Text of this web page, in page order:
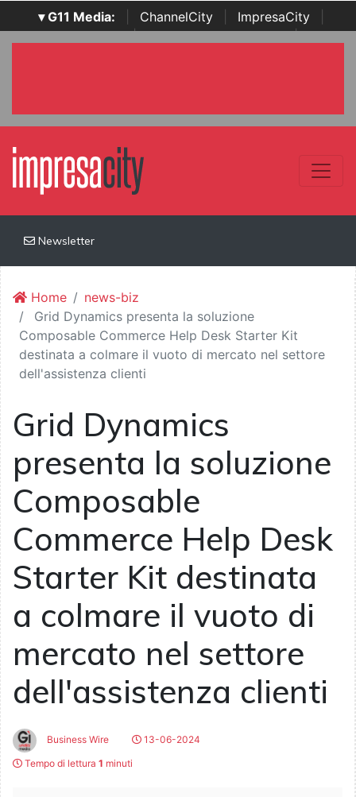
▾ G11 Media: ChannelCity ImpresaCity
SecurityOpenLab | Italian Channel Awards | Italian
Newsletter
Home
news-biz
Grid Dynamics presenta la soluzione
Composable Commerce Help Desk Starter Kit
destinata a colmare il vuoto di mercato nel settore
dell'assistenza clienti
Grid Dynamics
presenta la soluzione
Composable
Commerce Help Desk
Starter Kit destinata
a colmare il vuoto di
mercato nel settore
dell'assistenza clienti
Business Wire
13-06-2024
Tempo di lettura 1 minuti